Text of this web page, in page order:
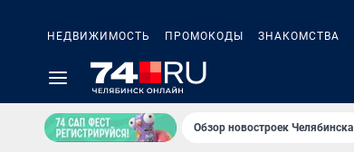
НЕДВИЖИМОСТЬ ПРОМОКОДЫ ЗНАКОМСТВА
Обзор новостроек Челябинска